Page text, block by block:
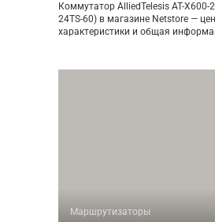
Коммутатор AlliedTelesis AT-X600-
24TS-60) в магазине Netstore —
характеристики и общая
Маршрутизаторы